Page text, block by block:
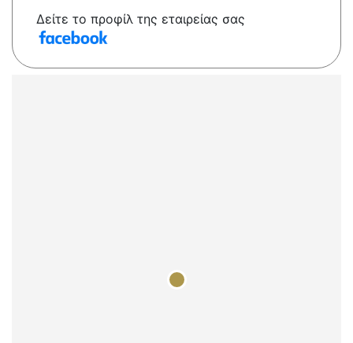
Δείτε το προφίλ της εταιρείας σας